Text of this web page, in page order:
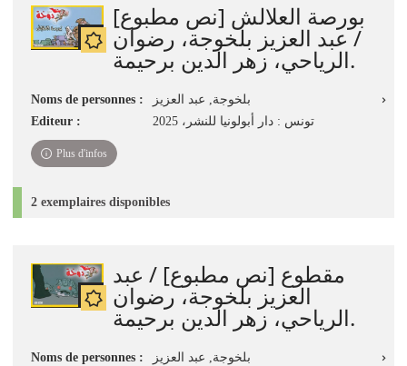
بورصة العلالش [نص مطبوع]
/ عبد العزيز بلخوجة، رضوان
الرياحي، زهر الدين برحيمة.
Noms de personnes :
بلخوجة, ‏عبد العزيز
Editeur :
تونس : دار أبولونيا للنشر، 2025
Plus d'infos
2 exemplaires disponibles
مقطوع [نص مطبوع] / عبد
العزيز بلخوجة، رضوان
الرياحي، زهر الدين برحيمة.
Noms de personnes :
بلخوجة, ‏عبد العزيز